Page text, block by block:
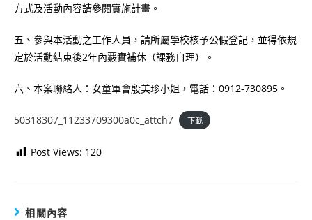
方式及活動內容請參閱實施計畫。
五、參與本活動之工作人員，請所屬學校核予公假登記，並得依規
定於活動結束後2年內覈實補休（課務自理）。
六、本案聯絡人：女童軍會殷美珍小姐，電話：0912-730895。
50318307_11233709300a0c_attch7 下載
Post Views: 120
相關內容